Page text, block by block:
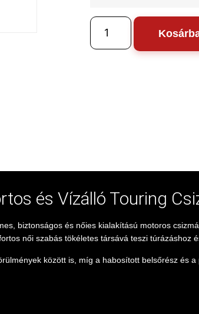
és Vízálló Touring
biztonságos és nőies kialakítású motoros
női szabás tökéletes társává teszi túrázáshoz
között is, míg a habosított belsőrész és